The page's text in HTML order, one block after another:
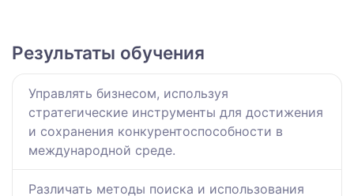
Результаты обучения
Управлять бизнесом, используя
стратегические инструменты для достижения
и сохранения конкурентоспособности в
международной среде.
Различать методы поиска и использования